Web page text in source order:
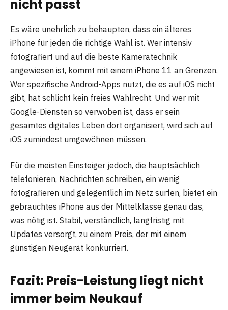
nicht passt
Es wäre unehrlich zu behaupten, dass ein älteres
iPhone für jeden die richtige Wahl ist. Wer intensiv
fotografiert und auf die beste Kameratechnik
angewiesen ist, kommt mit einem iPhone 11 an Grenzen.
Wer spezifische Android-Apps nutzt, die es auf iOS nicht
gibt, hat schlicht kein freies Wahlrecht. Und wer mit
Google-Diensten so verwoben ist, dass er sein
gesamtes digitales Leben dort organisiert, wird sich auf
iOS zumindest umgewöhnen müssen.
Für die meisten Einsteiger jedoch, die hauptsächlich
telefonieren, Nachrichten schreiben, ein wenig
fotografieren und gelegentlich im Netz surfen, bietet ein
gebrauchtes iPhone aus der Mittelklasse genau das,
was nötig ist. Stabil, verständlich, langfristig mit
Updates versorgt, zu einem Preis, der mit einem
günstigen Neugerät konkurriert.
Fazit: Preis-Leistung liegt nicht
immer beim Neukauf